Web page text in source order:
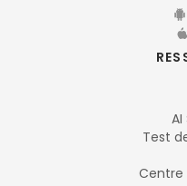
Test
Centre